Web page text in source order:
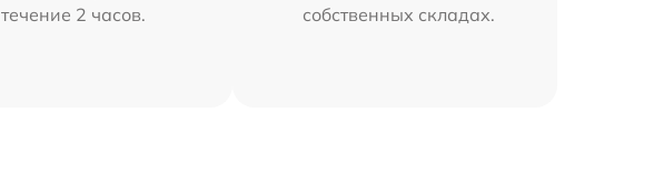
течение 2 часов.
собственных складах.